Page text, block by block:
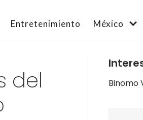
Entretenimiento México
del
Binomo